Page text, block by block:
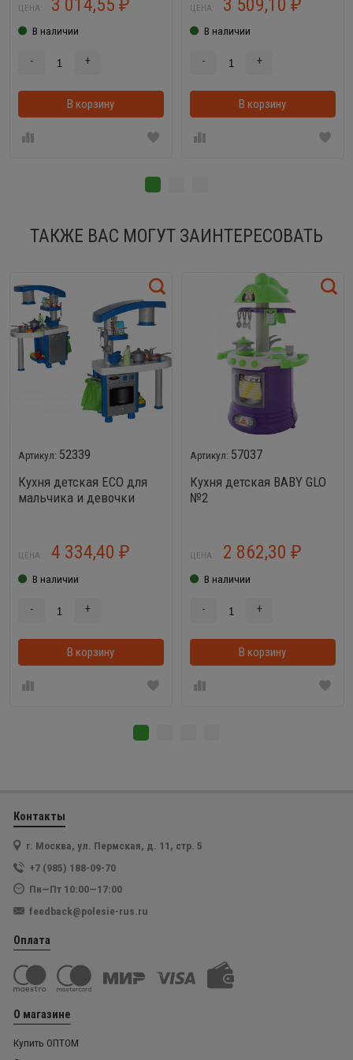
ЦЕНА: 3 014,55 ₽
В наличии
- +
В корзину В корзинке
ЦЕНА: 3 509,10 ₽
В наличии
- +
В корзину
ТАКЖЕ ВАС МОГУТ ЗАИНТЕРЕСОВАТЬ
52339
Кухня детская ECO для
мальчика и девочки
ЦЕНА: 4 334,40 ₽
В наличии
- +
В корзину
57037
Кухня детская BABY GLO
№2
ЦЕНА: 2 862,30 ₽
В наличии
- +
В корзину
Контакты
г. Москва, ул. Пермская, д. 11, стр. 5
+7 (985) 188-09-70
Пн—Пт 10:00—17:00
feedback@polesie-rus.ru
Оплата
О магазине
Купить ОПТОМ